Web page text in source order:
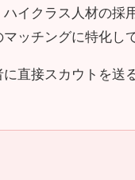
イクラス人材の採
ッチングに特化し
直接スカウトを